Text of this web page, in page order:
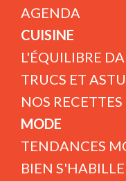
AGENDA
CUISINE
L'ÉQUILIBRE
TRUCS ET
NOS RECETTES
MODE
TENDANCES
BIEN